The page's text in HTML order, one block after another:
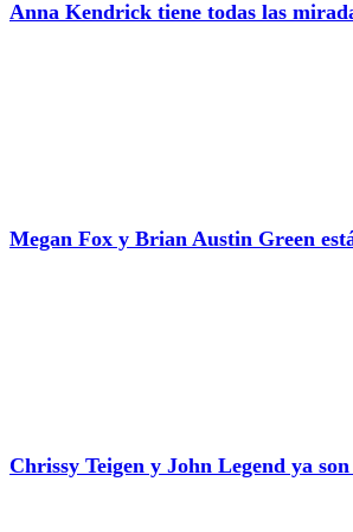
Anna Kendrick tiene todas las
Megan Fox y Brian Austin Green
Chrissy Teigen y John Legend ya son